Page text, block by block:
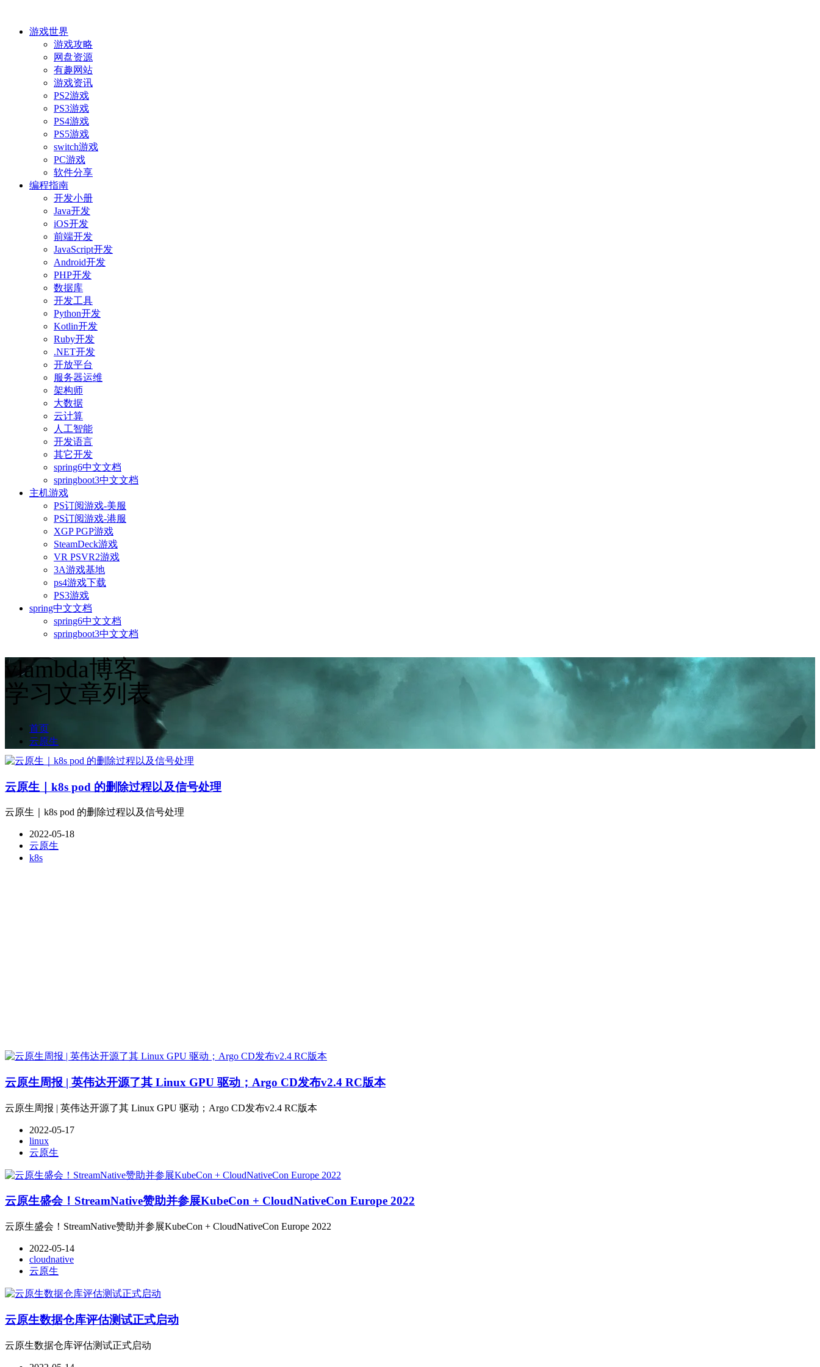
游戏世界
游戏攻略
网盘资源
有趣网站
游戏资讯
PS2游戏
PS3游戏
PS4游戏
PS5游戏
switch游戏
PC游戏
软件分享
编程指南
开发小册
Java开发
iOS开发
前端开发
JavaScript开发
Android开发
PHP开发
数据库
开发工具
Python开发
Kotlin开发
Ruby开发
.NET开发
开放平台
服务器运维
架构师
大数据
云计算
人工智能
开发语言
其它开发
spring6中文文档
springboot3中文文档
主机游戏
PS订阅游戏-美服
PS订阅游戏-港服
XGP PGP游戏
SteamDeck游戏
VR PSVR2游戏
3A游戏基地
ps4游戏下载
PS3游戏
spring中文文档
spring6中文文档
springboot3中文文档
vlambda博客
学习文章列表
首页
云原生
云原生｜k8s pod 的删除过程以及信号处理
云原生｜k8s pod 的删除过程以及信号处理
2022-05-18
云原生
k8s
云原生周报 | 英伟达开源了其 Linux GPU 驱动；Argo CD发布v2.4 RC版本
云原生周报 | 英伟达开源了其 Linux GPU 驱动；Argo CD发布v2.4 RC版本
2022-05-17
linux
云原生
云原生盛会！StreamNative赞助并参展KubeCon + CloudNativeCon Europe 2022
云原生盛会！StreamNative赞助并参展KubeCon + CloudNativeCon Europe 2022
2022-05-14
cloudnative
云原生
云原生数据仓库评估测试正式启动
云原生数据仓库评估测试正式启动